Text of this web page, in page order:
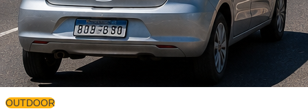
OUTDOOR